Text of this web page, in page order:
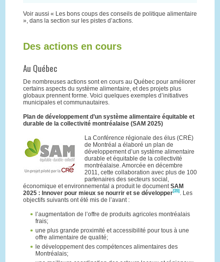
Voir aussi « Les bons coups des conseils de politique alimentaire
», dans la section sur les pistes d’actions.
Des actions en cours
Au Québec
De nombreuses actions sont en cours au Québec pour améliorer
certains aspects du système alimentaire, et des projets plus
globaux prennent forme. Voici quelques exemples d’initiatives
municipales et communautaires.
Plan de développement d’un système alimentaire équitable et
durable de la collectivité montréalaise (SAM 2025)
La Conférence régionale des élus (CRÉ)
de Montréal a élaboré un plan de
développement d’un système alimentaire
durable et équitable de la collectivité
montréalaise. Amorcée en décembre
2011, cette collaboration avec plus de 100
partenaires des secteurs social,
économique et environnemental a produit le documentSAM
2025 : Innover pour mieux se nourrir et se développer[25] . Les
objectifs suivants ont été mis de l’avant :
l’augmentation de l’offre de produits agricoles montréalais
frais;
une plus grande proximité et accessibilité pour tous à une
offre alimentaire de qualité;
le développement des compétences alimentaires des
Montréalais;